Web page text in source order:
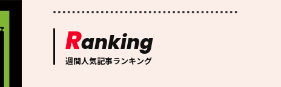
Ranking
週間人気記事ランキング